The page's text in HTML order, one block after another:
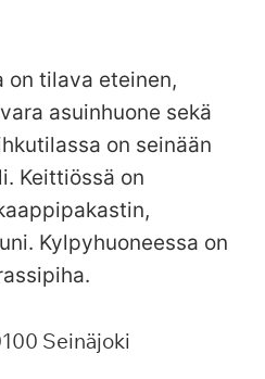
on tilava eteinen,
asuinhuone sekä
on seinään
Keittiössä on
Kylpyhuoneessa on
Seinäjoki